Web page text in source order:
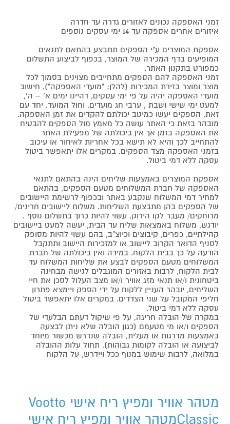
זמני האספקה נכונים לאזורים גדרה עד חדרה
איזורים אחרים אספקה עד 14 ימי עסקים נוספים
אספקת המוצרים ע"י הספקים תתבצע בהתאם לתנאים
המופיעים בדף המכירה של המוצר, בכפוף לביצוע התשלום
כמפורט בתקנון האתר.
זמני האספקה להם הספקים מתחייבים מצוינים בסמוך לכל
מוצר ומוצר בזירת המכירות (להלן: "מועדי האספקה"). חישוב
מועדי האספקה יהיה על פי ימי עסקים, דהיינו ימים א' – ה',
למעט ימי שישי ושבת , ערבי חג מועדים, וחול המועד. יחד עם
זאת, הספקים יעשו כמיטב יכולתם להקדים את זמן האספקה.
מובהר בזאת כי האתר עושה כל מאמץ מול הספקים להבטיח
את האספקה בזמן אך אין ביכולתה של מפעילת האתר
להתחייב לכך והיא לא תישא בכל אחריות לאיחור או עיכוב
בזמני האספקה מצד הספקים. במקרים אלו יתאפשר ביטול
עסקה ללא דמי ביטול.
אספקת המוצרים באמצעות שליחים הינה בהתאם לתנאי
האספקה של חברת המשלוחים מטעם הספקים, בהתאם
למחיר דמי המשלוח שנקבע באתר ובכפוף לרשימת היישובים
של הספקים בהן מתבצעת השליחות. משלוח ליישובים חריגים/
מרוחקים/ מעבר לקו הירוק, עשוי להיות כרוך בתשלום נוסף .
יודגש, משלוח באמצאות שליח עד הבית, יעשה למעט ביישובים
קהילתיים, כפרים, קיבוצים וכיוצ"ב, בהם עשוי להיות מסופק
לסניף הדואר הקרוב ליישוב או למזכירות היישוב ותתקבל
הודעה על כך בבית הלקוח. במידה ואין ביכולתה של חברת
המשלוחים מטעם הספקים לבצע את שליחות המשלוח עד
לבית הלקוח, לרבות באזורים המוגבלים לגישה מבחינה
ביטחונית ו/או תנאי מזג אוויר ו/או מצב העלול לסכן את חיי
השליחים, יובהר העניין ללקוח על ידי הספק ויימצא פתרון
חליפי המקובל על שני הצדדים. במקרים אלו יתאפשר ביטול
עסקה ללא דמי ביטול.
במקרה של הובלה חריגה, על פי שיקול דעתם הבלעדי של
הספקים ו/או מי מטעמם (כגון הובלה שלא ניתן לבצעה
באמצעות מדרגות או מעלית, הובלה שנדרש מכשור מיוחד
לביצועה או הובלה לקומות גבוהות), תחול עלות ההובלה
במלואה, לרבות שימוש במנוף ככל ויידרש, על הלקוח
מטהר אוויר ומפיץ ריח אישי Vootto
Classicמטהר אוויר ומפיץ ריח אישי